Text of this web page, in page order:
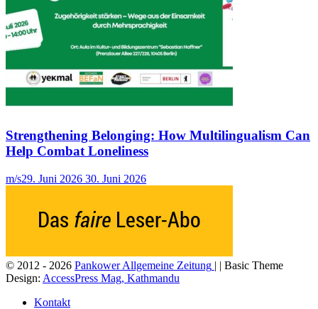
Strengthening Belonging: How Multilingualism Can
Help Combat Loneliness
m/s29. Juni 2026 30. Juni 2026
© 2012 - 2026 Pankower Allgemeine Zeitung | | Basic Theme
Design: AccessPress Mag, Kathmandu
Kontakt